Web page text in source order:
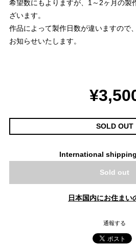
希望数にもよりますが、1～2ヶ月の製
ざいます。
作品によって製作日数が違いますので
お知らせいたします。
SOLD OUT
International
Sold out
日本国内にお住まい
通報する